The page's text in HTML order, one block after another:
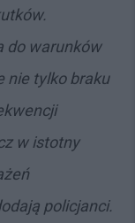
do warunków
nie tylko braku
w istotny
policjanci.